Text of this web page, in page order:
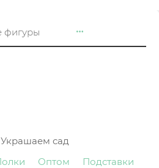
фигуры
Украшаем сад
Оптом
Подставки